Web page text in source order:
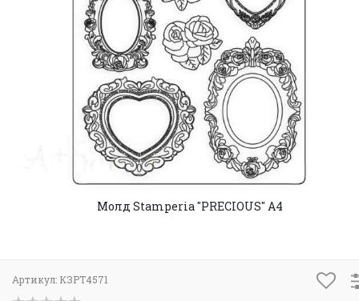
Молд Stamperia "PRECIOUS" А4
Артикул: КЗРТ4571